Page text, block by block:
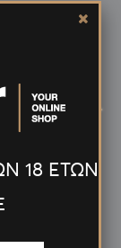
>
18 ΕΤΩΝ